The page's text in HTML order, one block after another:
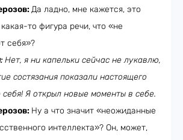
Да ладно, мне кажется, это
то фигура речи, что «не
себя»?
Нет, я ни капельки сейчас не лукавлю,
состязания показали настоящего
себя! Я открыл новые моменты в себе.
Ну а что значит «неожиданные
интеллекта»? Он, может,